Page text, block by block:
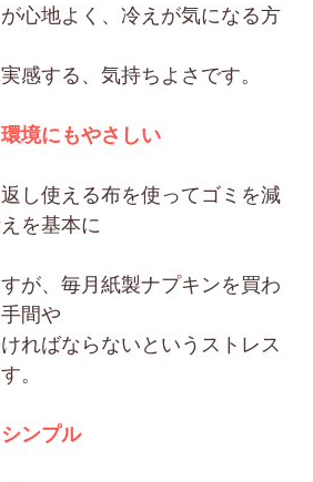
心地よく、冷えが気になる方
感する、気持ちよさです。
境にもやさしい
し使える布を使ってゴミを減
を基本に
が、毎月紙製ナプキンを買わ
間や
ればならないというストレス
。
ンプル